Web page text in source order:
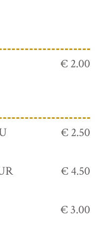
€ 2.00
€ 2.50
€ 4.50
€ 3.00